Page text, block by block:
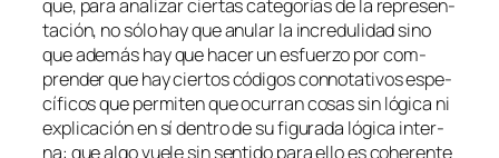
que, pa­ra ana­li­zar cier­tas ca­te­go­rías de la re­pre­sen­
ta­ción, no só­lo hay que anu­lar la in­cre­du­li­dad sino
que ade­más hay que ha­cer un es­fuer­zo por com­
pren­der que hay cier­tos có­di­gos con­no­ta­ti­vos es­pe­
cí­fi­cos que per­mi­ten que ocu­rran co­sas sin ló­gi­ca ni
ex­pli­ca­ción en sí den­tro de su fi­gu­ra­da ló­gi­ca in­ter­
na: que al­go vue­le sin sen­ti­do pa­ra ello es cohe­ren­te